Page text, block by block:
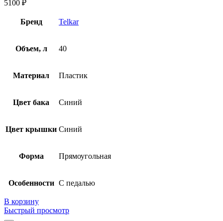
5100 ₽
Бренд Telkar
Объем, л 40
Материал Пластик
Цвет бака Синий
Цвет крышки Синий
Форма Прямоугольная
Особенности С педалью
В корзину
Быстрый просмотр